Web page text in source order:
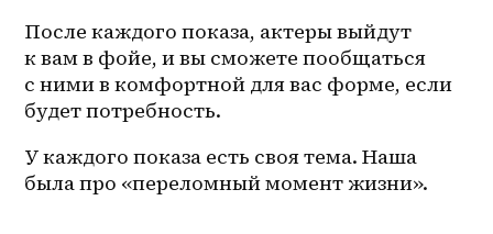
После каждого показа, актеры выйдут
к вам в фойе, и вы сможете пообщаться
с ними в комфортной для вас форме, если
будет потребность.
У каждого показа есть своя тема. Наша
была про «переломный момент жизни».